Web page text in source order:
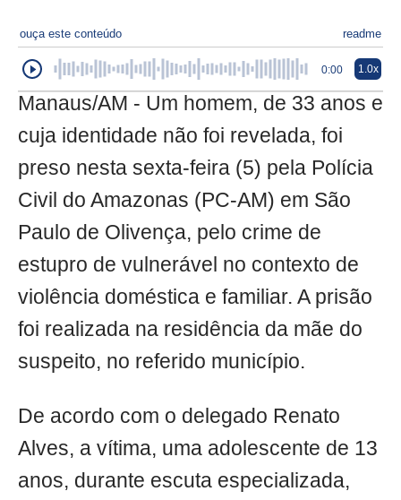
ouça este conteúdo readme
0:00 1.0x
Manaus/AM - Um homem, de 33 anos e
cuja identidade não foi revelada, foi
preso nesta sexta-feira (5) pela Polícia
Civil do Amazonas (PC-AM) em São
Paulo de Olivença, pelo crime de
estupro de vulnerável no contexto de
violência doméstica e familiar. A prisão
foi realizada na residência da mãe do
suspeito, no referido município.
De acordo com o delegado Renato
Alves, a vítima, uma adolescente de 13
anos, durante escuta especializada,